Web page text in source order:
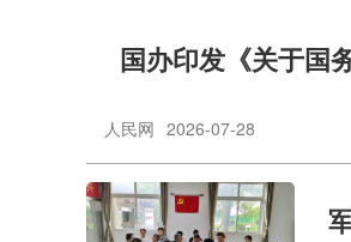
国办印发《关于国
人民网 2026-07-28